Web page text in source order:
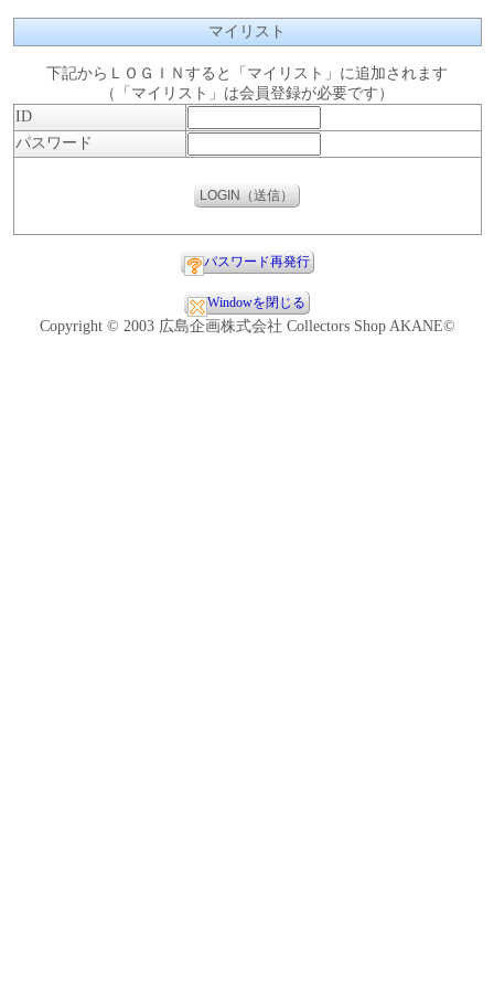
マイリスト
下記からＬＯＧＩＮすると「マイリスト」に追加されます
（「マイリスト」は会員登録が必要です）
ID
パスワード
パスワード再発行
Windowを閉じる
Copyright © 2003 広島企画株式会社 Collectors Shop AKANE©